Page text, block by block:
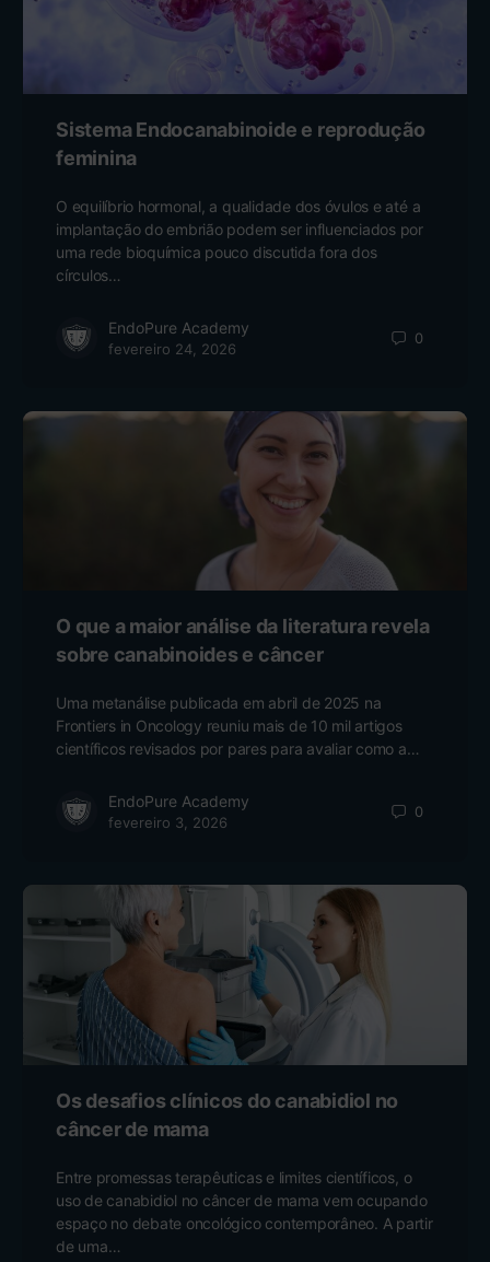
Sistema Endocanabinoide e reprodução
feminina
O equilíbrio hormonal, a qualidade dos óvulos e até a
implantação do embrião podem ser influenciados por
uma rede bioquímica pouco discutida fora dos
círculos…
EndoPure Academy
fevereiro 24, 2026
0
O que a maior análise da literatura revela
sobre canabinoides e câncer
Uma metanálise publicada em abril de 2025 na
Frontiers in Oncology reuniu mais de 10 mil artigos
científicos revisados por pares para avaliar como a…
EndoPure Academy
fevereiro 3, 2026
0
Os desafios clínicos do canabidiol no
câncer de mama
Entre promessas terapêuticas e limites científicos, o
uso de canabidiol no câncer de mama vem ocupando
espaço no debate oncológico contemporâneo. A partir
de uma…